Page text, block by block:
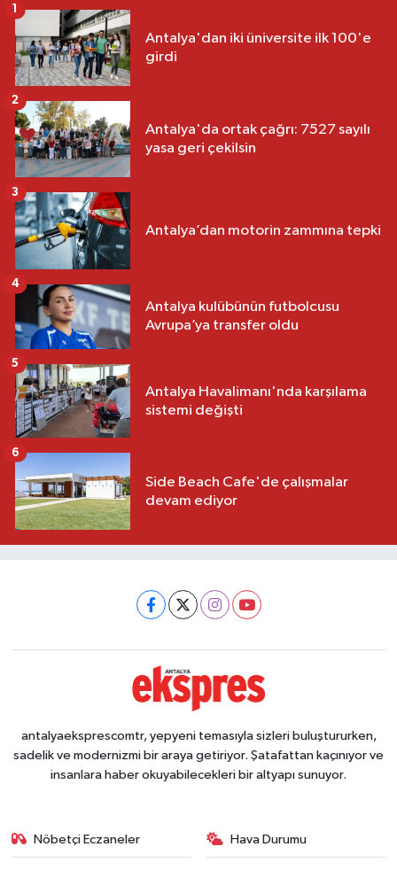
Antalya'dan iki üniversite ilk 100'e
girdi
1
Antalya'da ortak çağrı: 7527 sayılı
yasa geri çekilsin
2
Antalya’dan motorin zammına tepki
3
Antalya kulübünün futbolcusu
Avrupa’ya transfer oldu
4
Antalya Havalimanı'nda karşılama
sistemi değişti
5
Side Beach Cafe'de çalışmalar
devam ediyor
6
antalyaeksprescomtr, yepyeni temasıyla sizleri buluştururken,
sadelik ve modernizmi bir araya getiriyor. Şatafattan kaçınıyor ve
insanlara haber okuyabilecekleri bir altyapı sunuyor.
Nöbetçi Eczaneler Hava Durumu